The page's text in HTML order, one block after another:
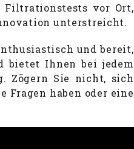
Filtrationstests vor Ort,
unterstreicht.
und bereit,
bietet Ihnen bei jedem
Zögern Sie nicht, sich
Fragen haben oder eine